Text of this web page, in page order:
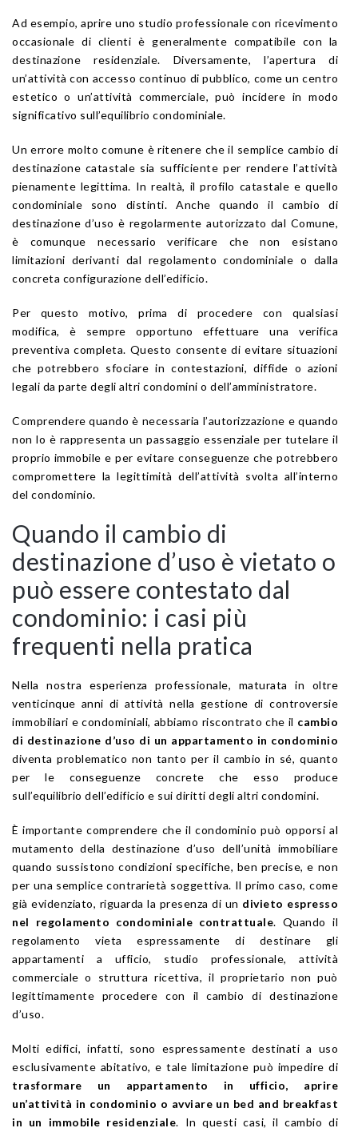
Ad esempio, aprire uno studio professionale con ricevimento
occasionale di clienti è generalmente compatibile con la
destinazione residenziale. Diversamente, l’apertura di
un’attività con accesso continuo di pubblico, come un centro
estetico o un’attività commerciale, può incidere in modo
significativo sull’equilibrio condominiale.
Un errore molto comune è ritenere che il semplice cambio di
destinazione catastale sia sufficiente per rendere l’attività
pienamente legittima. In realtà, il profilo catastale e quello
condominiale sono distinti. Anche quando il cambio di
destinazione d’uso è regolarmente autorizzato dal Comune,
è comunque necessario verificare che non esistano
limitazioni derivanti dal regolamento condominiale o dalla
concreta configurazione dell’edificio.
Per questo motivo, prima di procedere con qualsiasi
modifica, è sempre opportuno effettuare una verifica
preventiva completa. Questo consente di evitare situazioni
che potrebbero sfociare in contestazioni, diffide o azioni
legali da parte degli altri condomini o dell’amministratore.
Comprendere quando è necessaria l’autorizzazione e quando
non lo è rappresenta un passaggio essenziale per tutelare il
proprio immobile e per evitare conseguenze che potrebbero
compromettere la legittimità dell’attività svolta all’interno
del condominio.
Quando il cambio di
destinazione d’uso è vietato o
può essere contestato dal
condominio: i casi più
frequenti nella pratica
Nella nostra esperienza professionale, maturata in oltre
venticinque anni di attività nella gestione di controversie
immobiliari e condominiali, abbiamo riscontrato che il cambio
di destinazione d’uso di un appartamento in condominio
diventa problematico non tanto per il cambio in sé, quanto
per le conseguenze concrete che esso produce
sull’equilibrio dell’edificio e sui diritti degli altri condomini.
È importante comprendere che il condominio può opporsi al
mutamento della destinazione d’uso dell’unità immobiliare
quando sussistono condizioni specifiche, ben precise, e non
per una semplice contrarietà soggettiva. Il primo caso, come
già evidenziato, riguarda la presenza di un divieto espresso
nel regolamento condominiale contrattuale. Quando il
regolamento vieta espressamente di destinare gli
appartamenti a ufficio, studio professionale, attività
commerciale o struttura ricettiva, il proprietario non può
legittimamente procedere con il cambio di destinazione
d’uso.
Molti edifici, infatti, sono espressamente destinati a uso
esclusivamente abitativo, e tale limitazione può impedire di
trasformare un appartamento in ufficio, aprire
un’attività in condominio o avviare un bed and breakfast
in un immobile residenziale. In questi casi, il cambio di